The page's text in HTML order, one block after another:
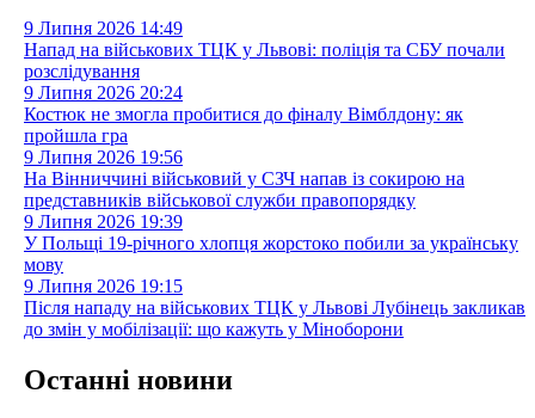
9 Липня 2026 14:49
Напад на військових ТЦК у Львові: поліція та СБУ почали
розслідування
9 Липня 2026 20:24
Костюк не змогла пробитися до фіналу Вімблдону: як
пройшла гра
9 Липня 2026 19:56
На Вінниччині військовий у СЗЧ напав із сокирою на
представників військової служби правопорядку
9 Липня 2026 19:39
У Польщі 19-річного хлопця жорстоко побили за українську
мову
9 Липня 2026 19:15
Після нападу на військових ТЦК у Львові Лубінець закликав
до змін у мобілізації: що кажуть у Міноборони
Останні новини